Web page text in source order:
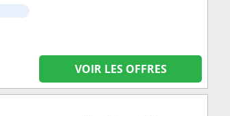
VOIR LES OFFRES